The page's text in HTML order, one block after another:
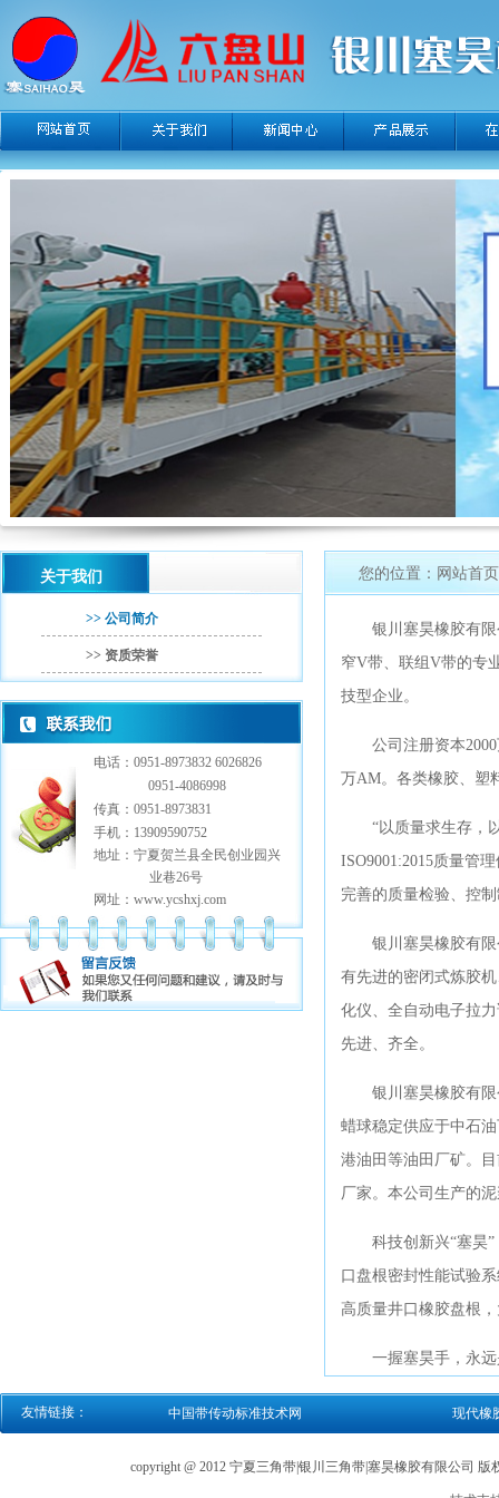
关于我们
>> 公司简介
>> 资质荣誉
电话：0951-8973832 6026826
0951-4086998
传真：0951-8973831
手机：13909590752
地址：宁夏贺兰县全民创业园兴
业巷26号
网址：www.ycshxj.com
您的位置：网站首
银川塞昊橡胶有限公
窄V带、联组V带的专
技型企业。
公司注册资本2000
万AM。各类橡胶、塑
“以质量求生存，以
ISO9001:2015质量管
完善的质量检验、控
银川塞昊橡胶有限公
有先进的密闭式炼胶
化仪、全自动电子拉
先进、齐全。
银川塞昊橡胶有限
蜡球稳定供应于中石
港油田等油田厂矿。
厂家。本公司生产的
科技创新兴“塞昊”
口盘根密封性能试验
高质量井口橡胶盘根
一握塞昊手，永远
友情链接： 中国带传动标准技术网 现代橡
copyright @ 2012 宁夏三角带|银川三角带|塞昊橡胶有限公司